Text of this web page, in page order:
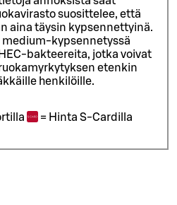
suosittelee, että
aina täysin kypsennettyinä.
medium-kypsennetyssä
bakteereita, jotka voivat
etenkin
henkilöille.
= Hinta S-Cardilla